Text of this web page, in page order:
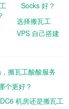
选择搬瓦工
VPS 自己搭建
搬瓦工酸酸服务
个更好？
机房还是搬瓦工